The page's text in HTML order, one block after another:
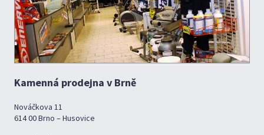
Kamenná prodejna v Brně
Nováčkova 11
614 00 Brno – Husovice